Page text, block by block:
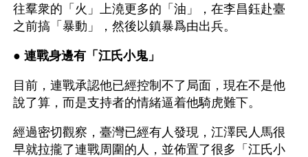
往羣衆的「火」上澆更多的「油」，在李昌鈺赴臺
之前搞「暴動」，然後以鎮暴爲由出兵。
● 連戰身邊有「江氏小鬼」
目前，連戰承認他已經控制不了局面，現在不是他
說了算，而是支持者的情緒逼着他騎虎難下。
經過密切觀察，臺灣已經有人發現，江澤民人馬很
早就拉攏了連戰周圍的人，並佈置了很多「江氏小